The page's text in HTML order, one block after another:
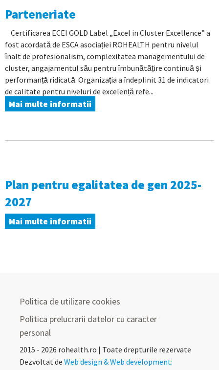
Parteneriate
Certificarea ECEI GOLD Label „Excel in Cluster Excellence” a
fost acordată de ESCA asociației ROHEALTH pentru nivelul
înalt de profesionalism, complexitatea managementului de
cluster, angajamentul său pentru îmbunătățire continuă și
performanță ridicată. Organizația a îndeplinit 31 de indicatori
de calitate pentru niveluri de excelență refe...
Mai multe informatii
Plan pentru egalitatea de gen 2025-
2027
Mai multe informatii
2015 - 2026 rohealth.ro | Toate drepturile rezervate
Dezvoltat de Web design & Web development:
Politica de utilizare cookies
Politica prelucrarii datelor cu caracter
personal